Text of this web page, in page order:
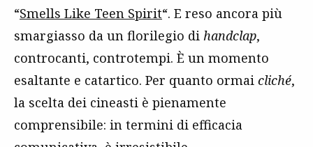
“Smells Like Teen Spirit“. E reso ancora più
smargiasso da un florilegio di handclap,
controcanti, controtempi. È un momento
esaltante e catartico. Per quanto ormai cliché,
la scelta dei cineasti è pienamente
comprensibile: in termini di efficacia